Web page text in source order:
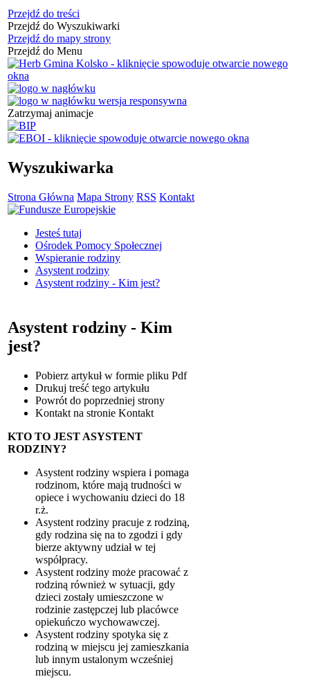
Przejdź do treści
Przejdź do Wyszukiwarki
Przejdź do mapy strony
Przejdź do Menu
Zatrzymaj animacje
Wyszukiwarka
Strona Główna Mapa Strony RSS Kontakt
Jesteś tutaj
Ośrodek Pomocy Społecznej
Wspieranie rodziny
Asystent rodziny
Asystent rodziny - Kim jest?
Asystent rodziny - Kim
jest?
Pobierz artykuł w formie pliku Pdf
Drukuj treść tego artykułu
Powrót do poprzedniej strony
Kontakt na stronie Kontakt
KTO TO JEST ASYSTENT
RODZINY?
Asystent rodziny wspiera i pomaga
rodzinom, które mają trudności w
opiece i wychowaniu dzieci do 18
r.ż.
Asystent rodziny pracuje z rodziną,
gdy rodzina się na to zgodzi i gdy
bierze aktywny udział w tej
współpracy.
Asystent rodziny może pracować z
rodziną również w sytuacji, gdy
dzieci zostały umieszczone w
rodzinie zastępczej lub placówce
opiekuńczo wychowawczej.
Asystent rodziny spotyka się z
rodziną w miejscu jej zamieszkania
lub innym ustalonym wcześniej
miejscu.